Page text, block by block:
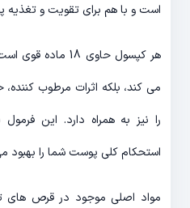
است و با هم برای تقویت و تغذیه
هر کپسول حاوی 18
می کند، بلکه اثرات مرطوب
را نیز به همراه دارد. این
استحکام کلی پوست شما را بهبود
مواد اصلی موجود در قرص های